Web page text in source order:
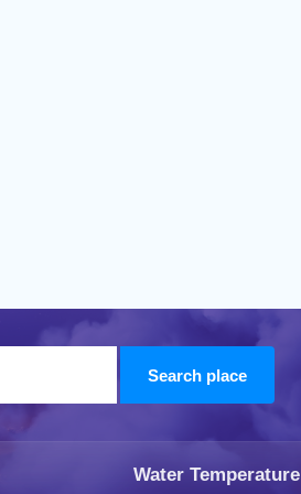
Water Temperature